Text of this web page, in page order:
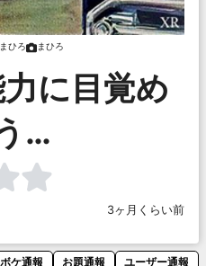
まひろ まひろ
に目覚め
…
3ヶ月くらい前
ボケ通報 お題通報 ユーザー通報